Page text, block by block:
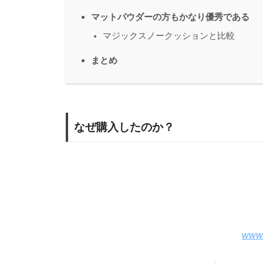
マットパウダーの方もかなり優秀である
マジックスノークッションと比較
まとめ
なぜ購入したのか？